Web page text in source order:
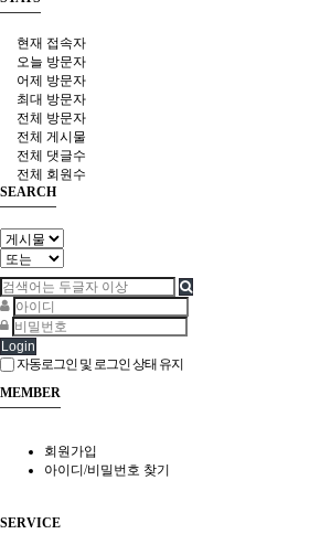
현재 접속자
오늘 방문자
어제 방문자
최대 방문자
전체 방문자
전체 게시물
전체 댓글수
전체 회원수
SEARCH
Login
자동로그인 및 로그인 상태 유지
MEMBER
회원가입
아이디/비밀번호 찾기
SERVICE